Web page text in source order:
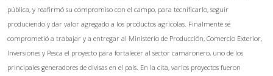
pública, y reafirmó su compromiso con el campo, para tecnificarlo, seguir
produciendo y dar valor agregado a los productos agrícolas. Finalmente se
comprometió a trabajar y a entregar al Ministerio de Producción, Comercio Exterior,
Inversiones y Pesca el proyecto para fortalecer al sector camaronero, uno de los
principales generadores de divisas en el país. En la cita, varios proyectos fueron